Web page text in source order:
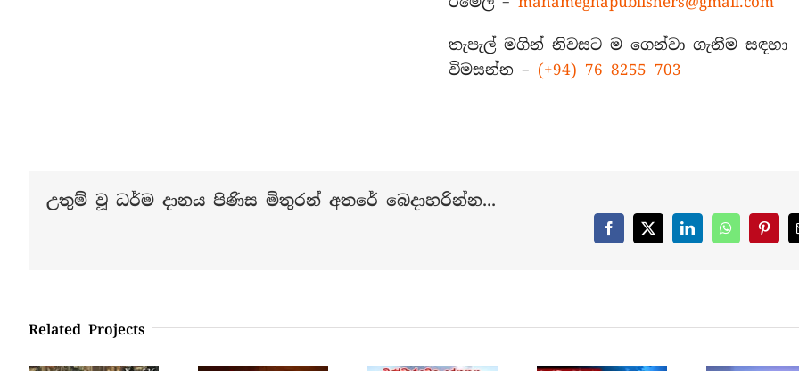
තැපැල් මගින් නිවසට ම ගෙන්වා ගැනීම සඳහා
විමසන්න – (+94) 76 8255 703
උතුම් වූ ධර්ම දානය පිණිස මිතුරන් අතරේ බෙදාහරින්න...
Facebook
X LinkedInWhatsApp
Related Projects